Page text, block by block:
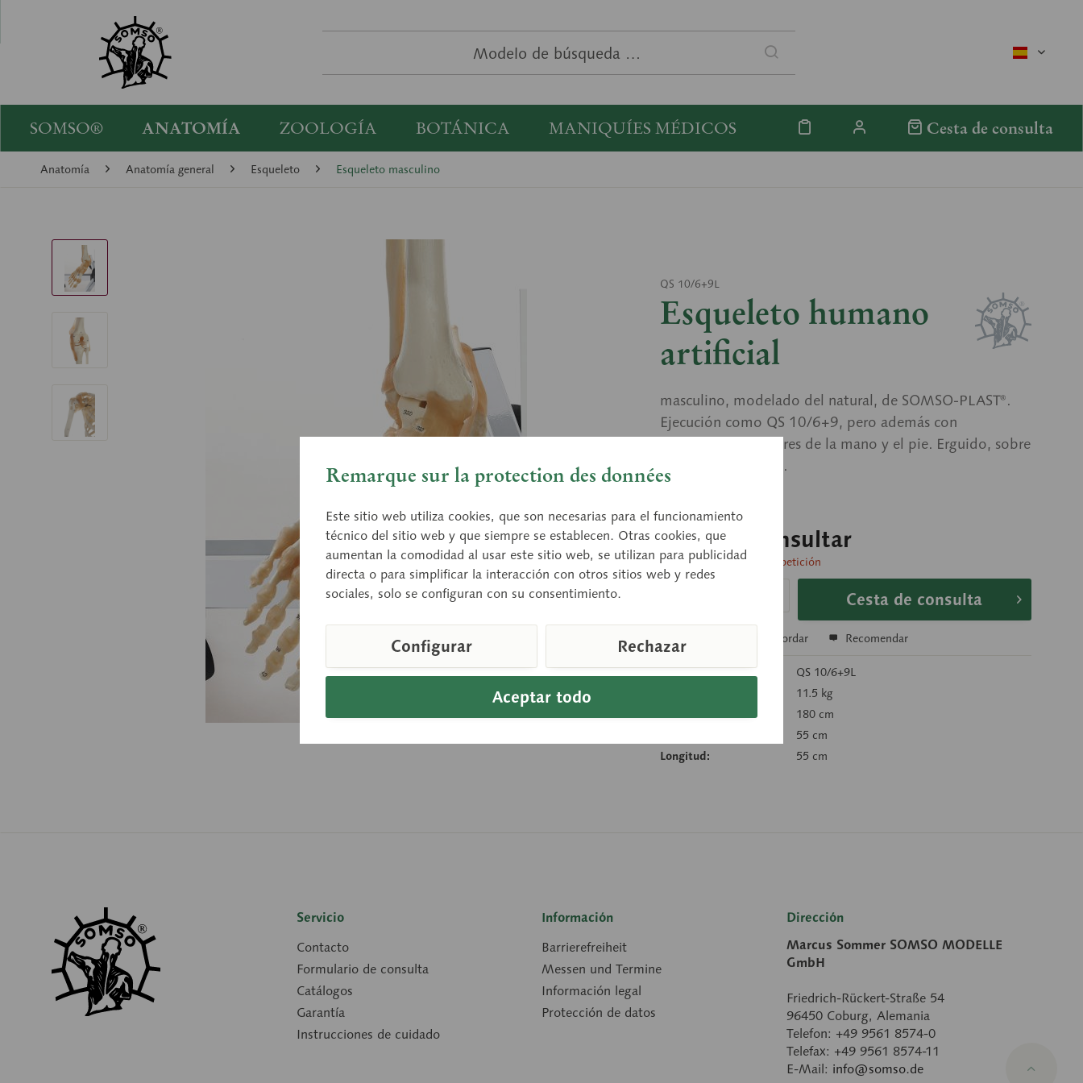
spanisch
SOMSO® ANATOMÍA ZOOLOGÍA BOTÁNICA MANIQUÍES MÉDICOS Cesta de consulta
Anatomía Anatomía general Esqueleto Esqueleto masculino
QS 10/6+9L
Esqueleto humano
artificial
masculino, modelado del natural, de SOMSO-PLAST®.
Ejecución como QS 10/6+9, pero además con
ligamentos articulares de la mano y el pie. Erguido, sobre
soporte con ruedas.
Precio a consultar
Tiempo de entrega a petición
Cesta de consulta
Recordar Recomendar
Número de artículo:
QS 10/6+9L
11.5 kg
180 cm
55 cm
Longitud:
55 cm
Servicio
Contacto
Formulario de consulta
Catálogos
Garantía
Instrucciones de cuidado
Información
Barrierefreiheit
Messen und Termine
Información legal
Protección de datos
Dirección
Marcus Sommer SOMSO MODELLE
GmbH
Friedrich-Rückert-Straße 54
96450 Coburg, Alemania
Telefon: +49 9561 8574-0
Telefax: +49 9561 8574-11
E-Mail: info@somso.de
Remarque sur la protection des données
Este sitio web utiliza cookies, que son necesarias para el funcionamiento
técnico del sitio web y que siempre se establecen. Otras cookies, que
aumentan la comodidad al usar este sitio web, se utilizan para publicidad
directa o para simplificar la interacción con otros sitios web y redes
sociales, solo se configuran con su consentimiento.
Aceptar todo
Configurar Rechazar